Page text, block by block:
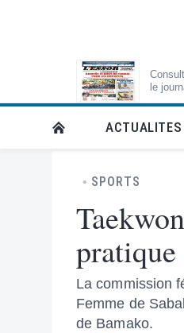
le
RETOUR À LA PAGE
ACTUALITES
SPORTS
La commission
Femme de
de Bamako.